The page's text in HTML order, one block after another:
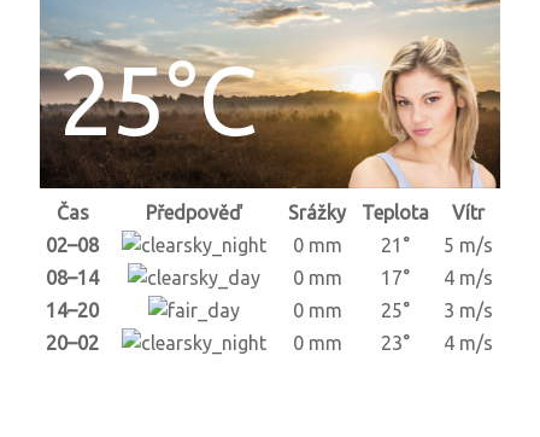
25°C
Čas Předpověď Srážky Teplota
Vítr
02–08
0 mm 21°
5 m/s
08–14
0 mm 17°
4 m/s
14–20
0 mm 25°
3 m/s
20–02
0 mm 23° 4 m/s